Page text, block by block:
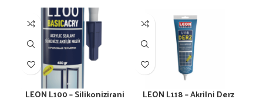
LEON L100 – Silikonizirani LEON L118 – Akrilni Derz